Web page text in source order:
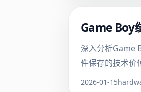
Game Boy
深入分析Game
件保存的技术价
2026-01-15